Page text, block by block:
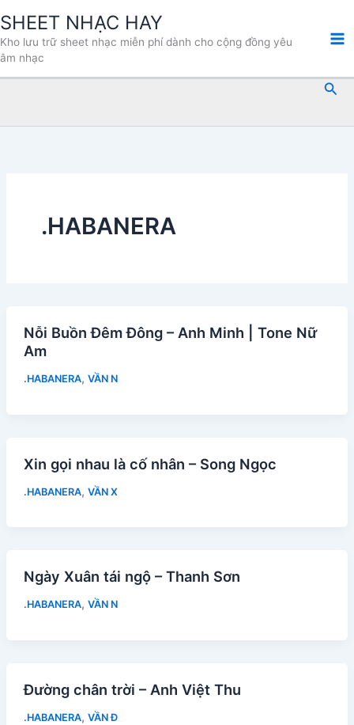
tới
nội
dung
SHEET NHẠC HAY
Kho lưu trữ sheet nhạc miễn phí dành cho cộng đồng yêu
âm nhạc
Tìm
.HABANERA
Nỗi Buồn Đêm Đông – Anh Minh | Tone Nữ
Am
.HABANERA, VẦN N
Xin gọi nhau là cố nhân – Song Ngọc
.HABANERA, VẦN X
Ngày Xuân tái ngộ – Thanh Sơn
.HABANERA, VẦN N
Đường chân trời – Anh Việt Thu
.HABANERA, VẦN Đ